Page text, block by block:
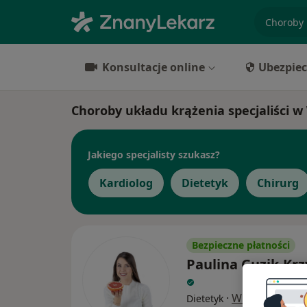
Konsultacje online
Choroby układu krążenia specjaliści w
Jakiego specjalisty szukasz?
Kardiolog Dietetyk Chirurg
Bezpieczne płatności
Paulina Guzik-
Dietetyk · Więcej